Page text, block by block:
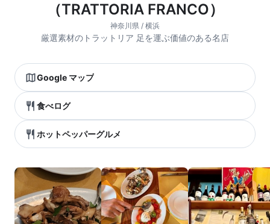
（TRATTORIA FRANCO）
神奈川県 / 横浜
厳選素材のトラットリア 足を運ぶ価値のある名店
Google マップ
食べログ
ホットペッパーグルメ